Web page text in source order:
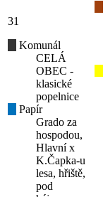
31
Komunál
CELÁ
OBEC -
klasické
popelnice
Papír
Grado za
hospodou,
Hlavní x
K.Čapka-u
lesa, hřiště,
pod